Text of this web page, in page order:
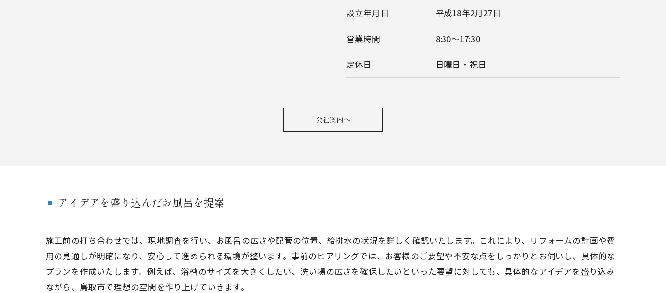
設立年月日 平成18年2月27日
営業時間 8:30～17:30
定休日 日曜日・祝日
会社案内へ
アイデアを盛り込んだお風呂を提案
施工前の打ち合わせでは、現地調査を行い、お風呂の広さや配管の位置、給排水の状況を詳しく確認いたします。これにより、リフォームの計画や費
用の見通しが明確になり、安心して進められる環境が整います。事前のヒアリングでは、お客様のご要望や不安な点をしっかりとお伺いし、具体的な
プランを作成いたします。例えば、浴槽のサイズを大きくしたい、洗い場の広さを確保したいといった要望に対しても、具体的なアイデアを盛り込み
ながら、鳥取市で理想の空間を作り上げていきます。